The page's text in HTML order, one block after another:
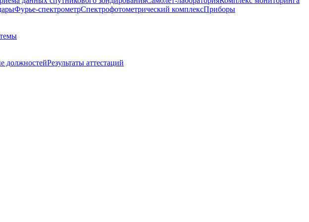
Фурье-спектрометрСпектрофотометрический комплексПриборы
должностейРезультаты аттестаций